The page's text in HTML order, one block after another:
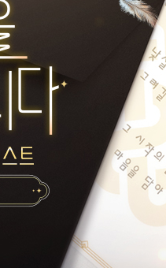
콘텐츠 이용이 제한될 수 있습니다.
중인 경우
되지 않을 수 있습니다.